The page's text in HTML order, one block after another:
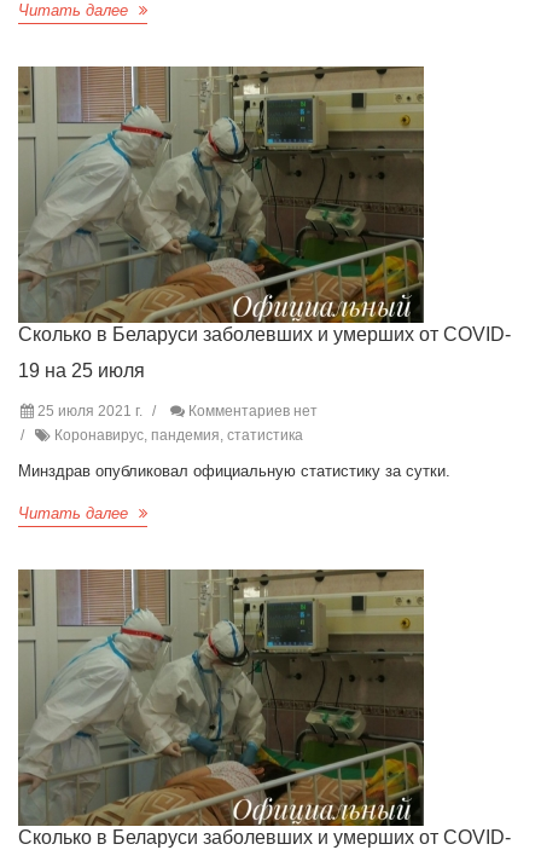
Читать далее
Сколько в Беларуси заболевших и умерших от COVID-
19 на 25 июля
25 июля 2021 г.
Комментариев нет
Коронавирус, пандемия, статистика
Минздрав опубликовал официальную статистику за сутки.
Читать далее
Сколько в Беларуси заболевших и умерших от COVID-